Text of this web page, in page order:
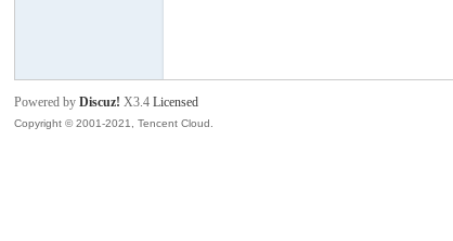
Powered byDiscuz! X3.4 Licensed
Copyright © 2001-2021, Tencent Cloud.